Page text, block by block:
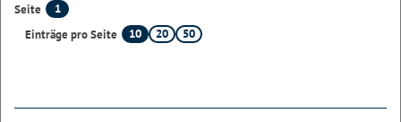
Seite
1
Einträge pro Seite
10 20 50